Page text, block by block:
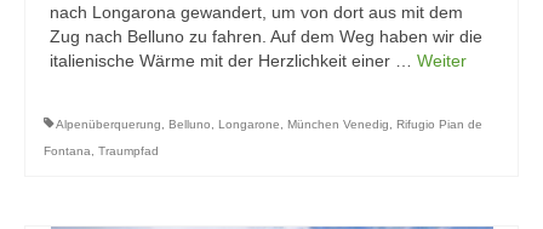
nach Longarona gewandert, um von dort aus mit dem
Zug nach Belluno zu fahren. Auf dem Weg haben wir die
italienische Wärme mit der Herzlichkeit einer … Weiter
Alpenüberquerung, Belluno, Longarone, München Venedig, Rifugio Pian de
Fontana, Traumpfad